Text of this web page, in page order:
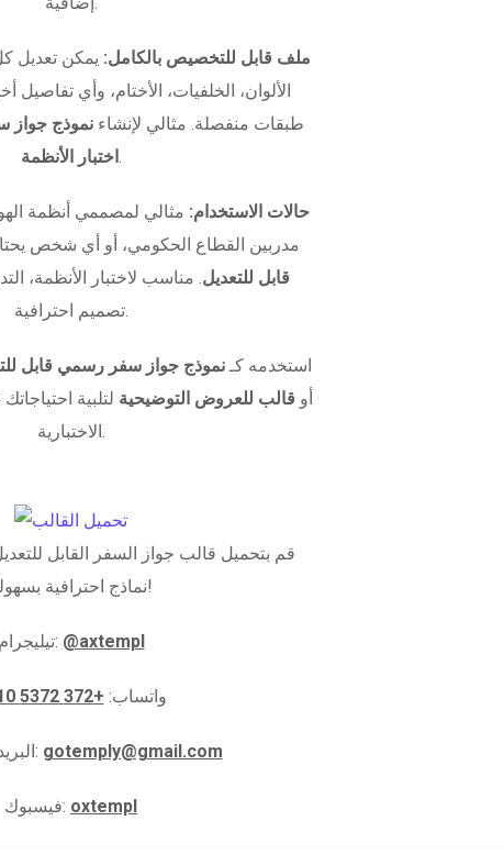
ملف قابل للتخصيص بالكامل: يمكن تعديل
الألوان، الخلفيات، الأختام، وأي
طبقات منفصلة. مثالي لإنشاءنموذج جواز
اختبار الأنظمة.
حالات الاستخدام: مثالي لمصممي أنظمة
مدربين القطاع الحكومي، أو أي شخص
قابل للتعديل. مناسب لاختبار الأنظمة،
تصميم احترافية.
استخدمه كـنموذج جواز سفر رسمي قابل
أو قالب للعروض التوضيحية لتلبية
الاختبارية.
قم بتحميل قالب جواز السفر القابل
نماذج احترافية بسهولة!
تيليجرام: @axtempl
واتساب: +372 5372 5910
البريد الإلكتروني: gotemply@gmail.com
فيسبوك: oxtempl